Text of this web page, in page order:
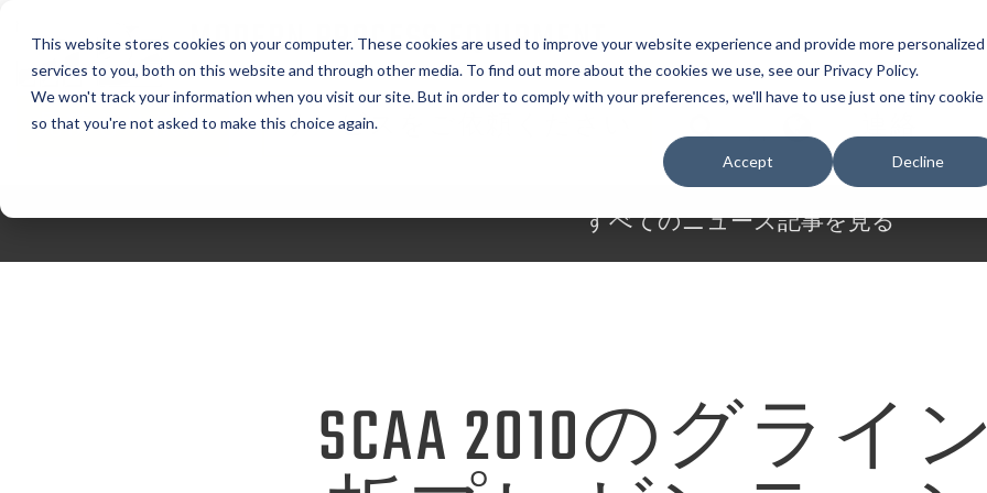
This website stores cookies on your computer. These cookies are used to improve your website experience and provide more personalized
services to you, both on this website and through other media. To find out more about the cookies we use, see our Privacy Policy.
We won't track your information when you visit our site. But in order to comply with your preferences, we'll have to use just one tiny cookie
so that you're not asked to make this choice again.
Accept Decline
MODERN PROCESS EQUIPMENT
CORPORATION
見積もり依頼 サービスをご依頼ください 言語 連絡
すべてのニュース記事を見る
SCAA 2010のグライ